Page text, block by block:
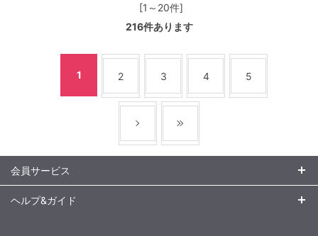
[1～20件]
216件あります
1 2 3 4 5
会員サービス
ヘルプ&ガイド